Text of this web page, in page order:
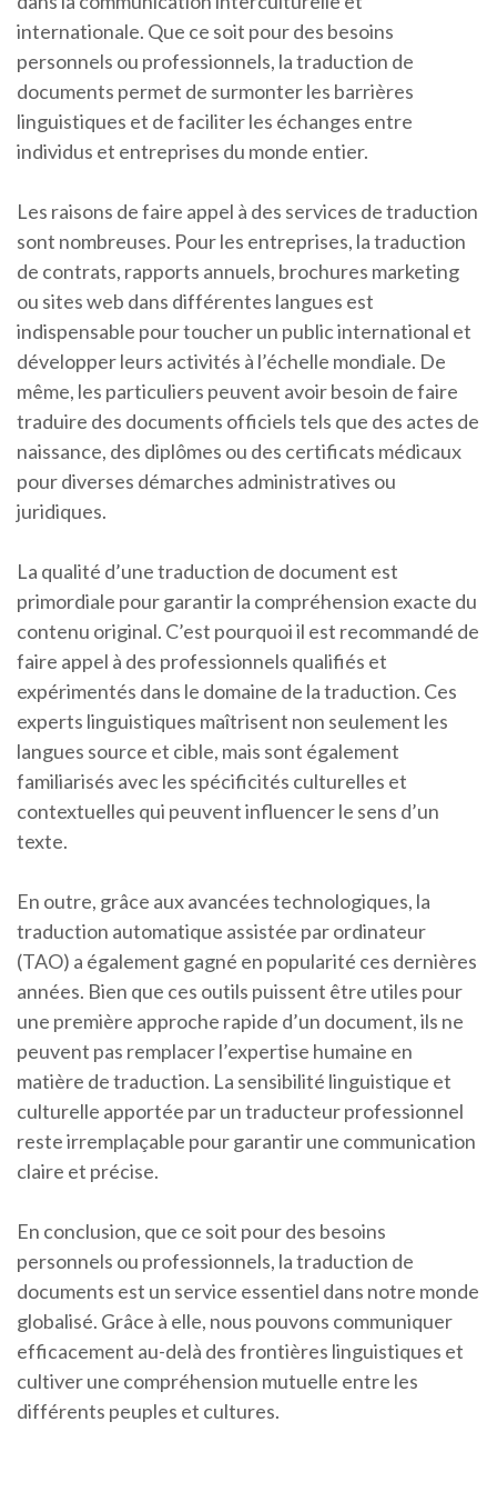
internationale. Que ce soit pour des besoins
personnels ou professionnels, la traduction de
documents permet de surmonter les barrières
linguistiques et de faciliter les échanges entre
individus et entreprises du monde entier.
Les raisons de faire appel à des services de traduction
sont nombreuses. Pour les entreprises, la traduction
de contrats, rapports annuels, brochures marketing
ou sites web dans différentes langues est
indispensable pour toucher un public international et
développer leurs activités à l’échelle mondiale. De
même, les particuliers peuvent avoir besoin de faire
traduire des documents officiels tels que des actes de
naissance, des diplômes ou des certificats médicaux
pour diverses démarches administratives ou
juridiques.
La qualité d’une traduction de document est
primordiale pour garantir la compréhension exacte du
contenu original. C’est pourquoi il est recommandé de
faire appel à des professionnels qualifiés et
expérimentés dans le domaine de la traduction. Ces
experts linguistiques maîtrisent non seulement les
langues source et cible, mais sont également
familiarisés avec les spécificités culturelles et
contextuelles qui peuvent influencer le sens d’un
texte.
En outre, grâce aux avancées technologiques, la
traduction automatique assistée par ordinateur
(TAO) a également gagné en popularité ces dernières
années. Bien que ces outils puissent être utiles pour
une première approche rapide d’un document, ils ne
peuvent pas remplacer l’expertise humaine en
matière de traduction. La sensibilité linguistique et
culturelle apportée par un traducteur professionnel
reste irremplaçable pour garantir une communication
claire et précise.
En conclusion, que ce soit pour des besoins
personnels ou professionnels, la traduction de
documents est un service essentiel dans notre monde
globalisé. Grâce à elle, nous pouvons communiquer
efficacement au-delà des frontières linguistiques et
cultiver une compréhension mutuelle entre les
différents peuples et cultures.